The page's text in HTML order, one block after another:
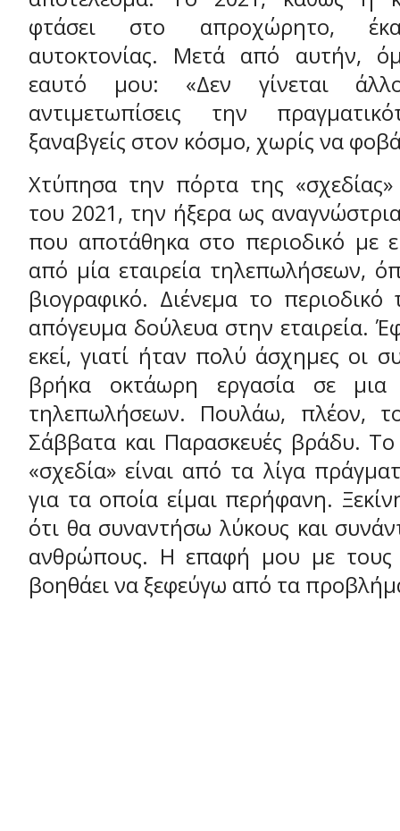
φτάσει στο απροχώρητο,
αυτοκτονίας. Μετά από αυτήν,
εαυτό μου: «Δεν γίνεται
αντιμετωπίσεις την
ξαναβγείς στον κόσμο, χωρίς να
Χτύπησα την πόρτα της
του 2021, την ήξερα ως
που αποτάθηκα στο περιοδικό με
από μία εταιρεία τηλεπωλήσεων,
βιογραφικό. Διένεμα το
απόγευμα δούλευα στην εταιρεία.
εκεί, γιατί ήταν πολύ άσχημες οι
βρήκα οκτάωρη εργασία σε μια
τηλεπωλήσεων. Πουλάω, πλέον,
Σάββατα και Παρασκευές βράδυ.
«σχεδία» είναι από τα λίγα
για τα οποία είμαι περήφανη.
ότι θα συναντήσω λύκους και
ανθρώπους. Η επαφή μου με τους
βοηθάει να ξεφεύγω από τα